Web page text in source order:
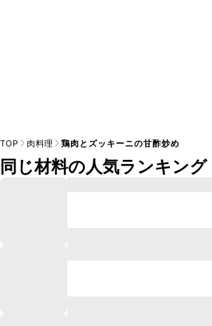
TOP 肉料理 鶏肉とズッキーニの甘酢炒め
同じ材料の人気ランキング